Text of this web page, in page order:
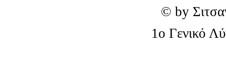
© by
1o Γενικό